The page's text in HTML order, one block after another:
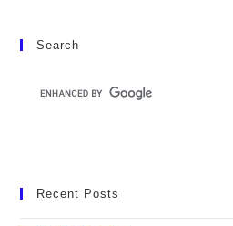
Search
Recent Posts